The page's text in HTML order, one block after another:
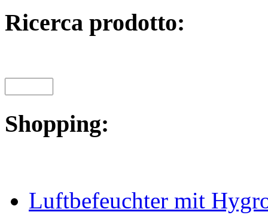
Ricerca prodotto:
Shopping:
Luftbefeuchter mit